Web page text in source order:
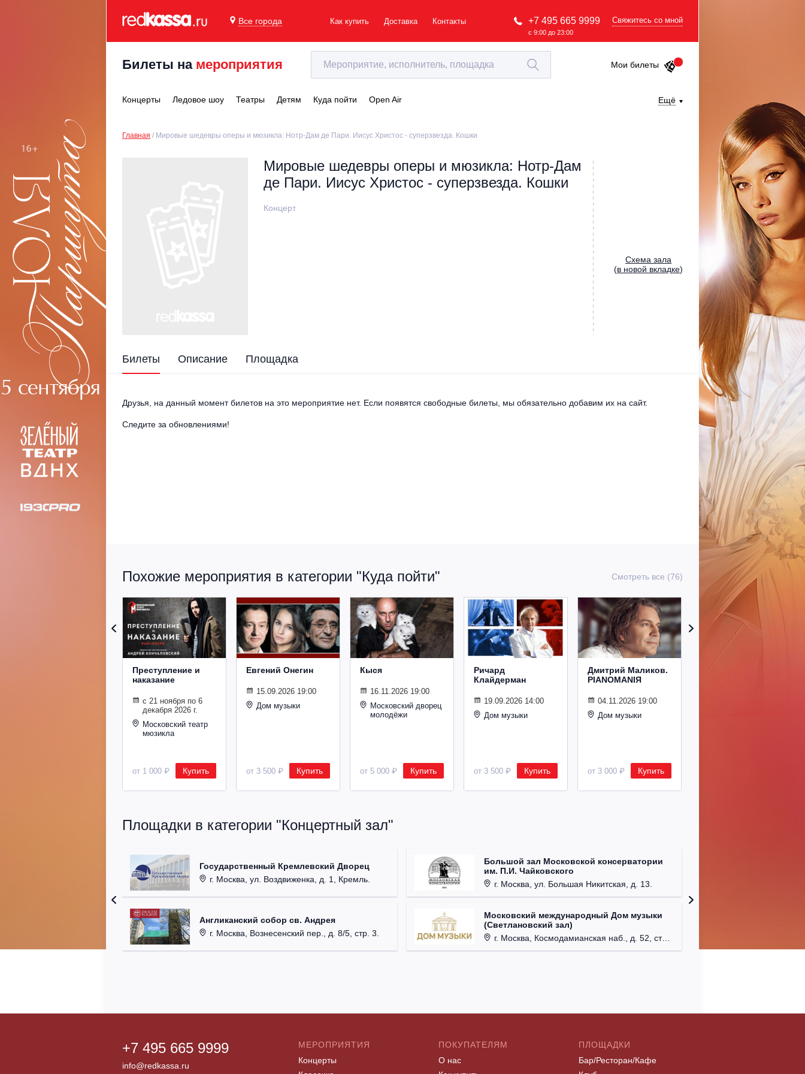
Все города Как купить Доставка Контакты +7 495 665 9999
с 9:00 до 23:00
Свяжитесь со мной
Билеты на мероприятия Мои билеты
Концерты Ледовое шоу Театры Детям Куда пойти Open Air Ещё
Главная Мировые шедевры оперы и мюзикла: Нотр-Дам де Пари. Иисус Христос - суперзвезда. Кошки
Мировые шедевры оперы и мюзикла: Нотр-Дам
де Пари. Иисус Христос - суперзвезда. Кошки
Концерт
Cхема зала
(в новой вкладке)
Билеты Описание Площадка
Друзья, на данный момент билетов на это мероприятие нет. Если появятся свободные билеты, мы обязательно добавим их на сайт.
Следите за обновлениями!
Похожие мероприятия в категории "Куда пойти" Смотреть все (76)
Преступление и
наказание
с 21 ноября по 6
декабря 2026 г.
Московский театр
мюзикла
от 1 000 ₽ Купить
Евгений Онегин
15.09.2026 19:00
Дом музыки
от 3 500 ₽ Купить
Кыся
16.11.2026 19:00
Московский дворец
молодёжи
от 5 000 ₽ Купить
Ричард
Клайдерман
19.09.2026 14:00
Дом музыки
от 3 500 ₽ Купить
Дмитрий Маликов.
PIANOMANIЯ
04.11.2026 19:00
Дом музыки
от 3 000 ₽ Купить
Площадки в категории "Концертный зал"
Государственный Кремлевский Дворец
г. Москва, ул. Воздвиженка, д. 1, Кремль.
Англиканский собор св. Андрея
г. Москва, Вознесенский пер., д. 8/5, стр. 3.
Большой зал Московской консерватории
им. П.И. Чайковского
г. Москва, ул. Большая Никитская, д. 13.
Московский международный Дом музыки
(Светлановский зал)
г. Москва, Космодамианская наб., д. 52, стр. 8.
+7 495 665 9999
info@redkassa.ru
МЕРОПРИЯТИЯ
Концерты
ПОКУПАТЕЛЯМ
О нас
ПЛОЩАДКИ
Бар/Ресторан/Кафе